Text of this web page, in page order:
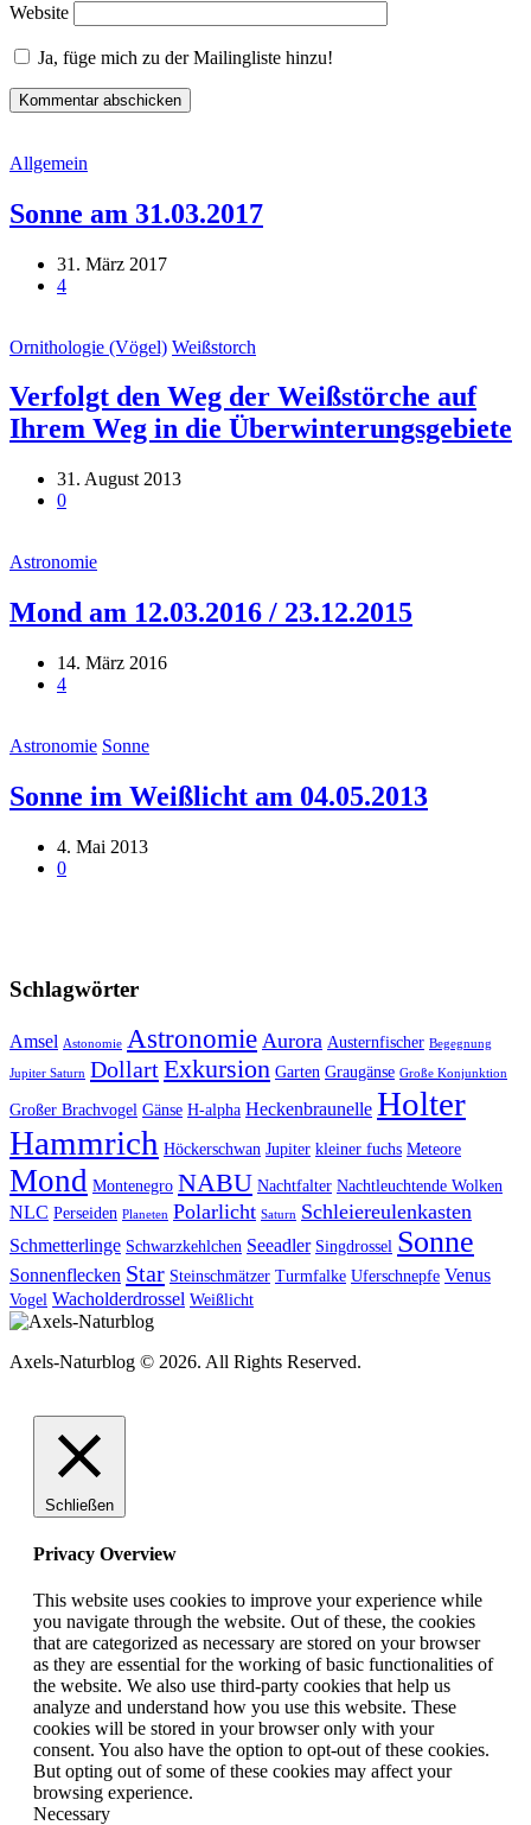
Website
Ja, füge mich zu der Mailingliste hinzu!
Allgemein
Sonne am 31.03.2017
31. März 2017
4
Ornithologie (Vögel) Weißstorch
Verfolgt den Weg der Weißstörche auf
Ihrem Weg in die Überwinterungsgebiete
31. August 2013
0
Astronomie
Mond am 12.03.2016 / 23.12.2015
14. März 2016
4
Astronomie Sonne
Sonne im Weißlicht am 04.05.2013
4. Mai 2013
0
Schlagwörter
Amsel Astonomie Astronomie Aurora Austernfischer Begegnung
Jupiter Saturn DollartExkursion Garten Graugänse Große Konjunktion
Großer Brachvogel Gänse H-alpha Heckenbraunelle Holter
Hammrich Höckerschwan Jupiter kleiner fuchs Meteore
Mond Montenegro NABU Nachtfalter Nachtleuchtende Wolken
NLC Perseiden Planeten Polarlicht Saturn Schleiereulenkasten
Schmetterlinge Schwarzkehlchen Seeadler Singdrossel Sonne
Sonnenflecken Star Steinschmätzer Turmfalke Uferschnepfe Venus
Vogel Wacholderdrossel Weißlicht
Axels-Naturblog © 2026. All Rights Reserved.
Schließen
Privacy Overview
This website uses cookies to improve your experience while
you navigate through the website. Out of these, the cookies
that are categorized as necessary are stored on your browser
as they are essential for the working of basic functionalities of
the website. We also use third-party cookies that help us
analyze and understand how you use this website. These
cookies will be stored in your browser only with your
consent. You also have the option to opt-out of these cookies.
But opting out of some of these cookies may affect your
browsing experience.
Necessary